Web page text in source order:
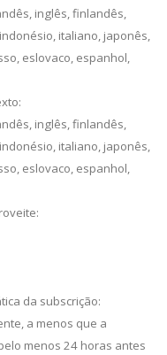
inglês, finlandês,
italiano, japonês,
eslovaco, espanhol,
inglês, finlandês,
italiano, japonês,
eslovaco, espanhol,
da subscrição:
a menos que a
menos 24 horas antes